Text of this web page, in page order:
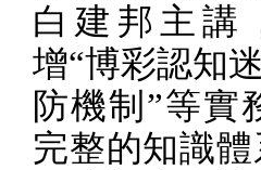
白建邦主講
增“博彩認知
防機制”等實
完整的知識